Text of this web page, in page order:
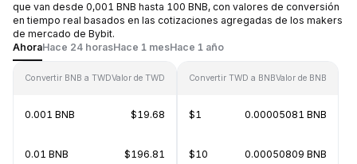
que van desde 0,001 BNB hasta 100 BNB, con valores de conversión
en tiempo real basados en las cotizaciones agregadas de los makers
de mercado de Bybit.
AhoraHace 24 horasHace 1 mesHace 1 año
Convertir BNB a TWDValor de TWD
0.001 BNB $19.68
0.01 BNB $196.81
Convertir TWD a BNBValor de BNB
$1 0.00005081 BNB
$10 0.00050809 BNB